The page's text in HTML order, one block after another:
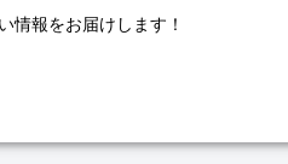
情報をお届けします！